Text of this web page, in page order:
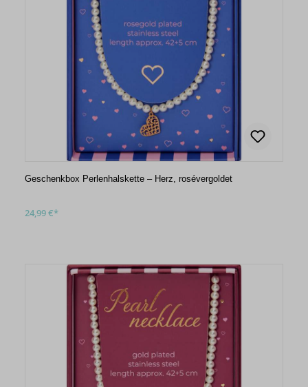
Geschenkbox Perlenhalskette – Herz, rosévergoldet
24,99 €*